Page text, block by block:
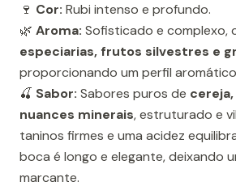
🍷 Cor: Rubi intenso e profundo.
🌿 Aroma: Sofisticado e complexo,
especiarias, frutos silvestres e
proporcionando um perfil
🍒 Sabor: Sabores puros de
nuances minerais, estruturado e
taninos firmes e uma acidez
boca é longo e elegante, deixando
marcante.